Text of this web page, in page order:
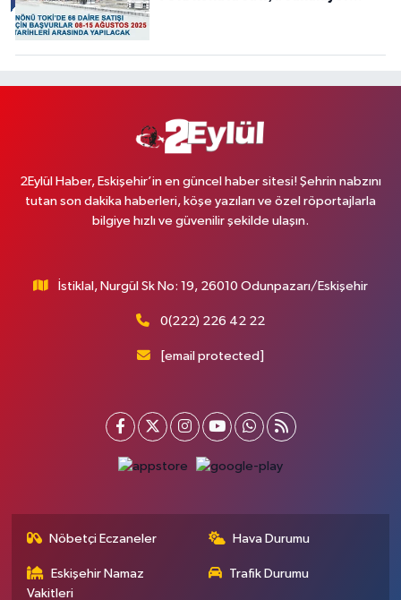
2Eylül Haber, Eskişehir’in en güncel haber sitesi! Şehrin nabzını
tutan son dakika haberleri, köşe yazıları ve özel röportajlarla
bilgiye hızlı ve güvenilir şekilde ulaşın.
İstiklal, Nurgül Sk No: 19, 26010 Odunpazarı/Eskişehir
0(222) 226 42 22
[email protected]
Nöbetçi Eczaneler Hava Durumu
Eskişehir Namaz
Vakitleri
Trafik Durumu